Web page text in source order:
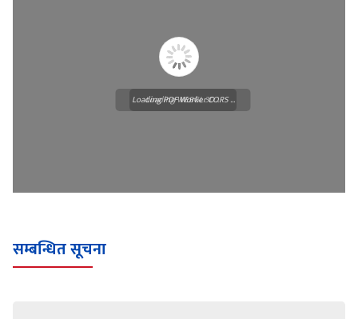
Loading WEBGL 3D ...
Loading PDF Worker CORS ...
सम्बन्धित सूचना